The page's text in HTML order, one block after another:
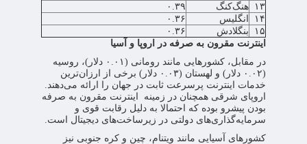
۱۳
هنگ‌کنگ
۰.۳۹
۱۴
انگلیس
۰.۳۶
۱۵
بنگلادش
۰.۳۶
اینترنت مقرون به صرفه در اروپا و آسیا
در مقابل، کشورهایی مانند رومانی (۰.۰۱ دلار)، روسیه
(۰.۰۲ دلار) و لهستان (۰.۰۳ دلار) برخی از ارزان‌ترین
خدمات اینترنت پرسرعت ثابت در جهان را ارائه می‌دهند.
اروپای شرقی همچنان در زمینه اینترنت مقرون به صرفه
بودن پیشرو بوده که احتمالا به دلیل رقابت قوی و
سرمایه‌گذاری‌های دولتی در زیرساخت‌های دیجیتال است.
کشورهای آسیایی مانند ویتنام، چین و کره جنوبی نیز